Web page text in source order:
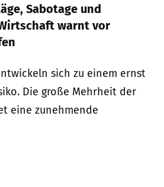
Sabotage und
warnt vor
sich zu einem ernst
Die große Mehrheit der
eine zunehmende